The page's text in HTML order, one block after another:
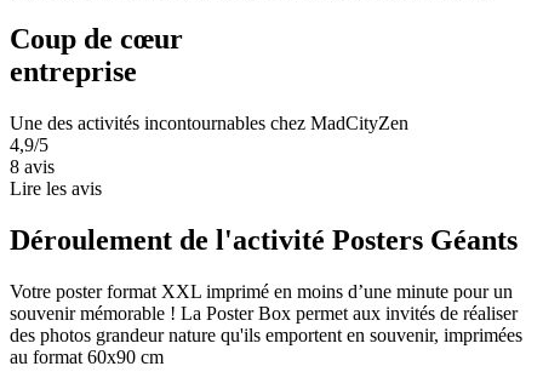
Coup de cœur
entreprise
Une des activités incontournables chez MadCityZen
4,9/5
8 avis
Lire les avis
Déroulement de l'activité Posters Géants
Votre poster format XXL imprimé en moins d’une minute pour un
souvenir mémorable ! La Poster Box permet aux invités de réaliser
des photos grandeur nature qu'ils emportent en souvenir, imprimées
au format 60x90 cm